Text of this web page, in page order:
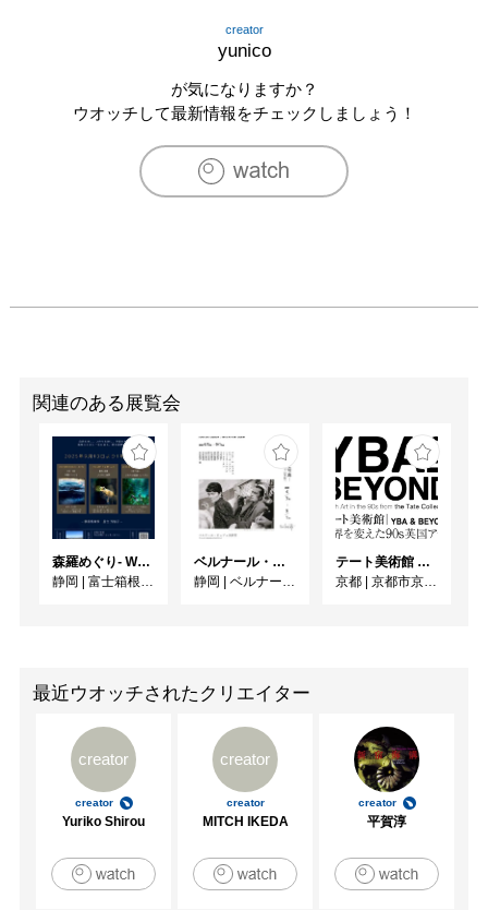
creator
yunico
が気になりますか？
ウオッチして最新情報をチェックしましょう！
関連のある展覧会
森羅めぐり- Wandering in Shinra -
静岡 | 富士箱根カントリークラブ
ベルナール・ビュフェと写真 ーカメラがとらえたビュフェとその時代、そして21 世紀へ
静岡 | ベルナール・ビュフェ美術館
テート美術館 ― YBA & BEYOND 世界を変えた90s英国アート
京都 | 京都市京セラ美術館
最近ウオッチされたクリエイター
creator
creator
Yuriko Shirou
creator
creator
MITCH IKEDA
creator
平賀淳